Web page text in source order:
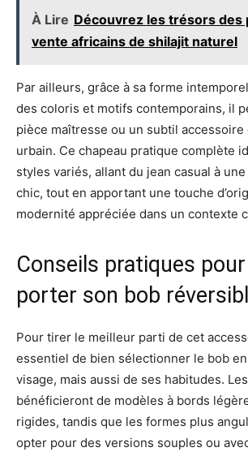
À Lire Découvrez les trésors des
vente africains de shilajit naturel
Par ailleurs, grâce à sa forme
des coloris et motifs contemporains, il
pièce maîtresse ou un subtil accessoire
urbain. Ce chapeau pratique complète
styles variés, allant du jean casual à
chic, tout en apportant une touche
modernité appréciée dans un contexte
Conseils pratiques
porter son bob
Pour tirer le meilleur parti de cet
essentiel de bien sélectionner le bob
visage, mais aussi de ses habitudes.
bénéficieront de modèles à bords
rigides, tandis que les formes plus
opter pour des versions souples ou